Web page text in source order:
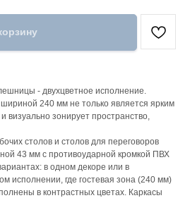
- двухцветное исполнение.
шириной 240 мм не только является ярким
визуально зонирует пространство,
столов и столов для переговоров
43 мм с противоударной кромкой ПВХ
в одном декоре или в
исполнении, где гостевая зона (240 мм)
в контрастных цветах. Каркасы